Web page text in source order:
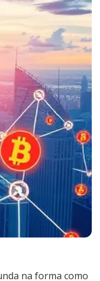
na forma como